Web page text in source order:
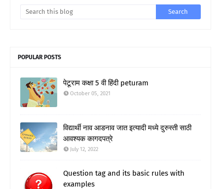
POPULAR POSTS
पेटूराम कक्षा 5 वी हिंदी peturam
October 05, 2021
विद्यार्थी नाव आडनाव जात इत्यादी मध्ये दुरुस्ती साठी
आवश्यक कागदपत्रे
July 12, 2022
Question tag and its basic rules with
examples